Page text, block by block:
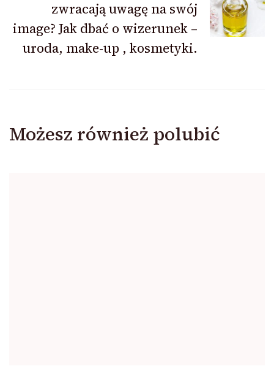
zwracają uwagę na swój
image? Jak dbać o wizerunek –
uroda, make-up , kosmetyki.
Możesz również polubić